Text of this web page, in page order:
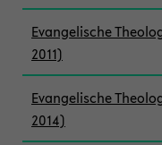
Evangelische
2011)
Evangelische
2014)